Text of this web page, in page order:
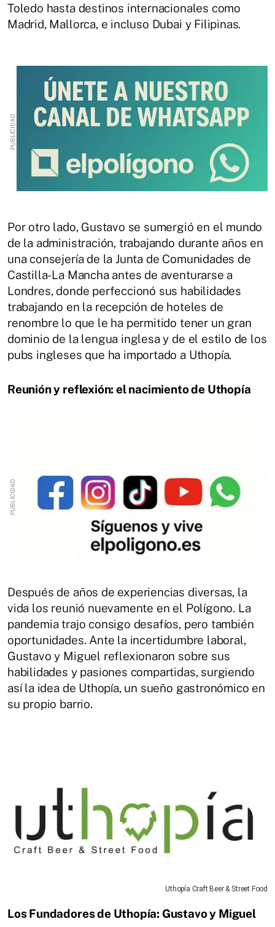
Toledo hasta destinos internacionales como
Madrid, Mallorca, e incluso Dubai y Filipinas.
Por otro lado, Gustavo se sumergió en el mundo
de la administración, trabajando durante años en
una consejería de la Junta de Comunidades de
Castilla-La Mancha antes de aventurarse a
Londres, donde perfeccionó sus habilidades
trabajando en la recepción de hoteles de
renombre lo que le ha permitido tener un gran
dominio de la lengua inglesa y de el estilo de los
pubs ingleses que ha importado a Uthopía.
Reunión y reflexión: el nacimiento de Uthopía
Después de años de experiencias diversas, la
vida los reunió nuevamente en el Polígono. La
pandemia trajo consigo desafíos, pero también
oportunidades. Ante la incertidumbre laboral,
Gustavo y Miguel reflexionaron sobre sus
habilidades y pasiones compartidas, surgiendo
así la idea de Uthopía, un sueño gastronómico en
su propio barrio.
Uthopía Craft Beer & Street Food
Los Fundadores de Uthopía: Gustavo y Miguel